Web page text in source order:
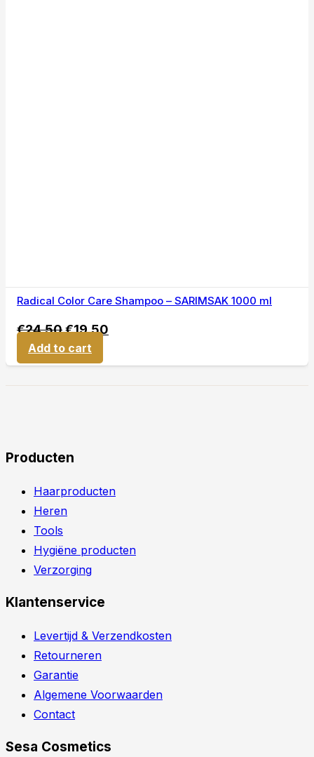
Radical Color Care Shampoo – SARIMSAK 1000 ml
€24,50€19,50
Add to cart
Producten
Haarproducten
Heren
Tools
Hygiëne producten
Verzorging
Klantenservice
Levertijd & Verzendkosten
Retourneren
Garantie
Algemene Voorwaarden
Contact
Sesa Cosmetics